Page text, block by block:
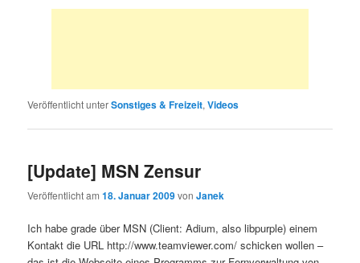
Veröffentlicht unterSonstiges & Freizeit,Videos
[Update] MSN Zensur
Veröffentlicht am18. Januar 2009vonJanek
Ich habe grade über MSN (Client: Adium, also libpurple) einem
Kontakt die URL http://www.teamviewer.com/ schicken wollen –